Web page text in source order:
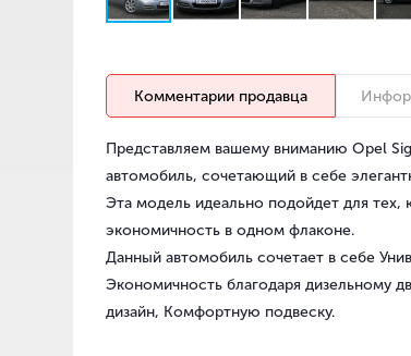
Комментарии продавца
Представляем вашему вниманию Opel
автомобиль, сочетающий в себе
Эта модель идеально подойдет для тех,
экономичность в одном флаконе.
Данный автомобиль сочетает в себе
Экономичность благодаря дизельному
дизайн, Комфортную подвеску.